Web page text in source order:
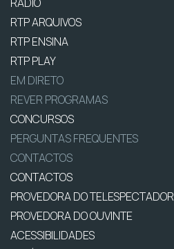
RTP ARQUIVOS
RTP ENSINA
RTP PLAY
EM DIRETO
REVER PROGRAMAS
CONCURSOS
PERGUNTAS FREQUENTES
CONTACTOS
CONTACTOS
PROVEDORA DO TELESPECTADOR
PROVEDORA DO OUVINTE
ACESSIBILIDADES